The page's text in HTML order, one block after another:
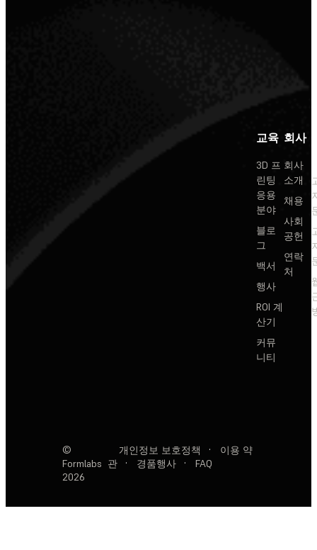
교육
3D 프
린팅
응용
분야
블로
그
백서
행사
ROI 계
산기
커뮤
니티
회사
회사
소개
채용
사회
공헌
연락
처
©
Formlabs
2026
개인정보 보호정책 ·
이용 약
관
· 경품행사 · FAQ